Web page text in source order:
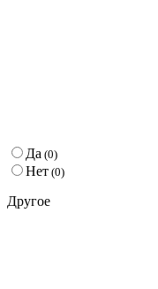
Да (0)
Нет (0)
Другое